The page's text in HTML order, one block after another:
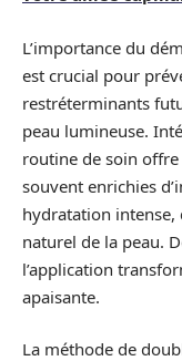
L’importance du
est crucial pour
restréterminants
peau lumineuse.
routine de soin offre
souvent enrichies
hydratation intense,
naturel de la peau.
l’application
apaisante.
La méthode de